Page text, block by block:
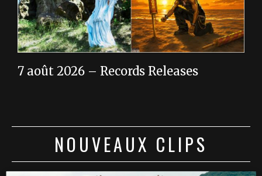
7 août 2026 – Records Releases
NOUVEAUX CLIPS